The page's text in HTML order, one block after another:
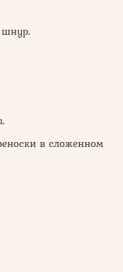
в сложенном